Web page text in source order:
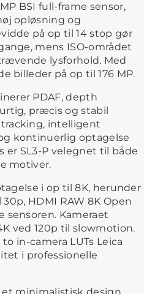
BSI full-frame sensor,
opløsning og
på op til 14 stop gør
mens ISO-området
lysforhold. Med
billeder på op til 176 MP.
PDAF, depth
præcis og stabil
intelligent
kontinuerlig optagelse
SL3-P velegnet til både
motiver.
i op til 8K, herunder
HDMI RAW 8K Open
sensoren. Kameraet
ved 120p til slowmotion.
in-camera LUTs Leica
i professionelle